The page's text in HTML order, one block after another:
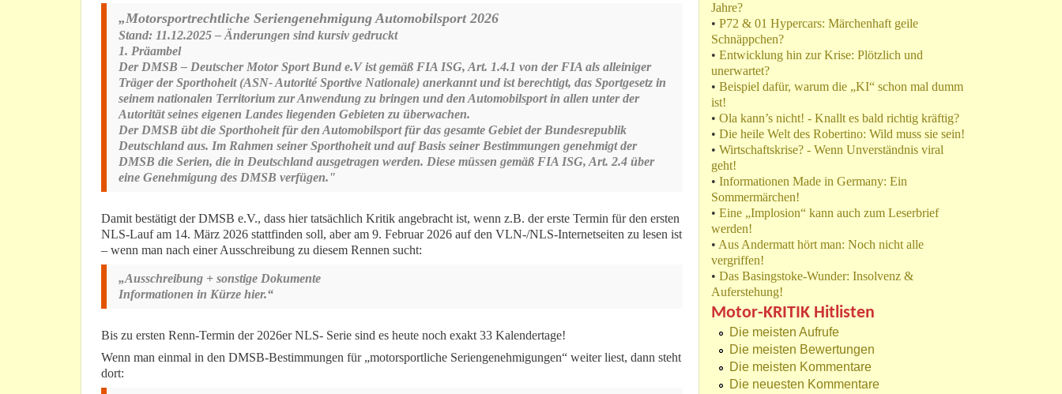
„Motorsportrechtliche Seriengenehmigung Automobilsport 2026
Stand: 11.12.2025 – Änderungen sind kursiv gedruckt
1. Präambel
Der DMSB – Deutscher Motor Sport Bund e.V ist gemäß FIA ISG, Art. 1.4.1 von der FIA als alleiniger
Träger der Sporthoheit (ASN- Autorité Sportive Nationale) anerkannt und ist berechtigt, das Sportgesetz in
seinem nationalen Territorium zur Anwendung zu bringen und den Automobilsport in allen unter der
Autorität seines eigenen Landes liegenden Gebieten zu überwachen.
Der DMSB übt die Sporthoheit für den Automobilsport für das gesamte Gebiet der Bundesrepublik
Deutschland aus. Im Rahmen seiner Sporthoheit und auf Basis seiner Bestimmungen genehmigt der
DMSB die Serien, die in Deutschland ausgetragen werden. Diese müssen gemäß FIA ISG, Art. 2.4 über
eine Genehmigung des DMSB verfügen."
Damit bestätigt der DMSB e.V., dass hier tatsächlich Kritik angebracht ist, wenn z.B. der erste Termin für den ersten
NLS-Lauf am 14. März 2026 stattfinden soll, aber am 9. Februar 2026 auf den VLN-/NLS-Internetseiten zu lesen ist
– wenn man nach einer Ausschreibung zu diesem Rennen sucht:
„Ausschreibung + sonstige Dokumente
Informationen in Kürze hier.“
Bis zu ersten Renn-Termin der 2026er NLS- Serie sind es heute noch exakt 33 Kalendertage!
Wenn man einmal in den DMSB-Bestimmungen für „motorsportliche Seriengenehmigungen“ weiter liest, dann steht
dort:
Jahre?
• P72 & 01 Hypercars: Märchenhaft geile
Schnäppchen?
• Entwicklung hin zur Krise: Plötzlich und
unerwartet?
• Beispiel dafür, warum die „KI“ schon mal dumm
ist!
• Ola kann’s nicht! - Knallt es bald richtig kräftig?
• Die heile Welt des Robertino: Wild muss sie sein!
• Wirtschaftskrise? - Wenn Unverständnis viral
geht!
• Informationen Made in Germany: Ein
Sommermärchen!
• Eine „Implosion“ kann auch zum Leserbrief
werden!
• Aus Andermatt hört man: Noch nicht alle
vergriffen!
• Das Basingstoke-Wunder: Insolvenz &
Auferstehung!
Motor-KRITIK Hitlisten
Die meisten Aufrufe
Die meisten Bewertungen
Die meisten Kommentare
Die neuesten Kommentare